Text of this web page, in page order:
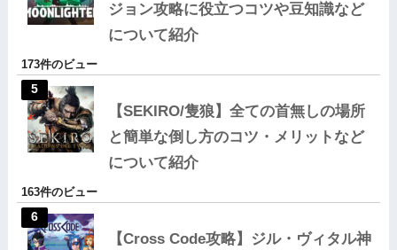
ジョン攻略に役立つコツや豆知識など
について紹介
173件のビュー
【SEKIRO/隻狼】全ての首無しの場所
と簡単な倒し方のコツ・メリットなど
について紹介
163件のビュー
【Cross Code攻略】ジル・ヴィタル神